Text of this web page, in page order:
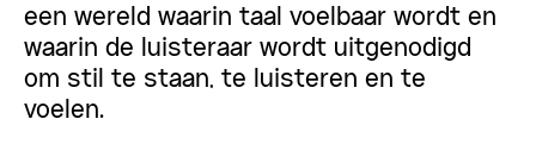
een wereld waarin taal voelbaar wordt en
waarin de luisteraar wordt uitgenodigd
om stil te staan, te luisteren en te
voelen.